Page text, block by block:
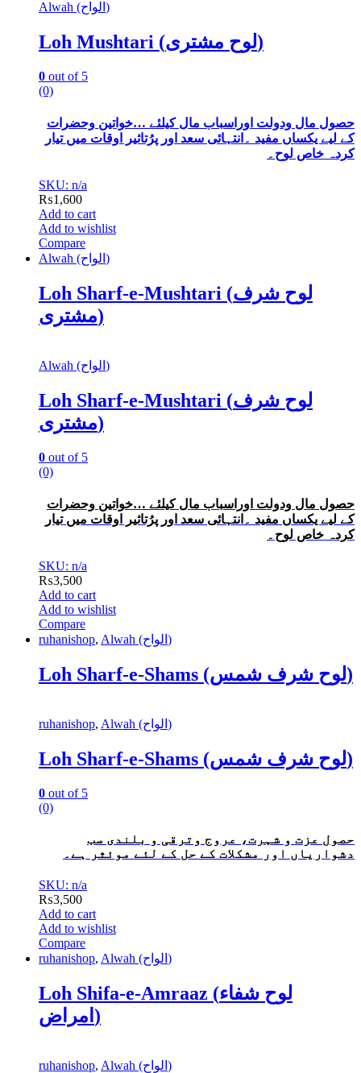
Alwah (الواح)
Loh Mushtari (لوح مشتری)
0 out of 5
(0)
حصول مال ودولت اوراسباب مال کیلئے …خواتین وحضرات
کے لیے یکساں مفید ۔انتہائی سعد اور پرُتاثیر اوقات میں تیار
کردہ خاص لوح۔
SKU: n/a
₨1,600
Add to cart
Add to wishlist
Compare
Alwah (الواح)
Loh Sharf-e-Mushtari (لوح شرف
مشتری)
Alwah (الواح)
Loh Sharf-e-Mushtari (لوح شرف
مشتری)
0 out of 5
(0)
حصول مال ودولت اوراسباب مال کیلئے …خواتین وحضرات
کے لیے یکساں مفید ۔انتہائی سعد اور پرُتاثیر اوقات میں تیار
کردہ خاص لوح۔
SKU: n/a
₨3,500
Add to cart
Add to wishlist
Compare
ruhanishop, Alwah (الواح)
Loh Sharf-e-Shams (لوح شرف شمس)
ruhanishop, Alwah (الواح)
Loh Sharf-e-Shams (لوح شرف شمس)
0 out of 5
(0)
حصول عزت و شہرت، عروج وترقی و بلندی سب
دشواریاں اور مشکلات کے حل کے لئے موئثر ہے۔
SKU: n/a
₨3,500
Add to cart
Add to wishlist
Compare
ruhanishop, Alwah (الواح)
Loh Shifa-e-Amraaz (لوح شفاء
امراض)
ruhanishop, Alwah (الواح)